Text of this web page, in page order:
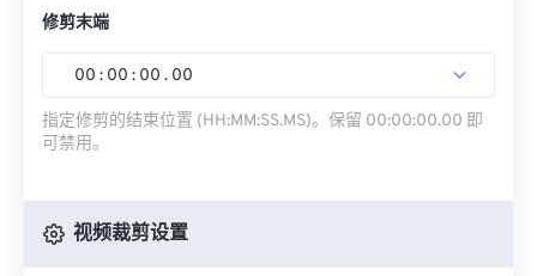
修剪末端
00 : 00 : 00 . 00
指定修剪的结束位置 (HH:MM:SS.MS)。保留 00:00:00.00 即
可禁用。
视频裁剪设置